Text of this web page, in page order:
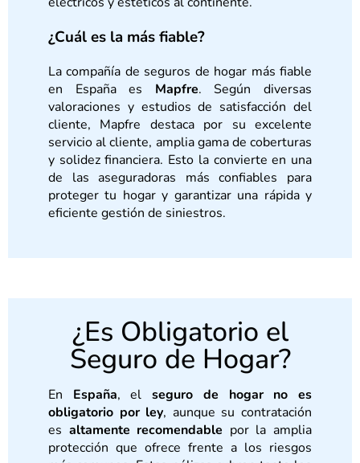
¿Cuál es la más fiable?
La compañía de seguros de hogar más fiable
en España es Mapfre. Según diversas
valoraciones y estudios de satisfacción del
cliente, Mapfre destaca por su excelente
servicio al cliente, amplia gama de coberturas
y solidez financiera. Esto la convierte en una
de las aseguradoras más confiables para
proteger tu hogar y garantizar una rápida y
eficiente gestión de siniestros.
¿Es Obligatorio el
Seguro de Hogar?
En España, elseguro de hogar no es
obligatorio por ley, aunque su contratación
es altamente recomendable por la amplia
protección que ofrece frente a los riesgos